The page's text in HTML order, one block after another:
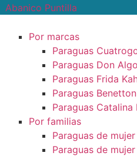
Abanico Puntilla
Por marcas
Paraguas
Paraguas Don
Paraguas Frida
Paraguas Benetton
Paraguas Catalina
Por familias
Paraguas de
Paraguas de